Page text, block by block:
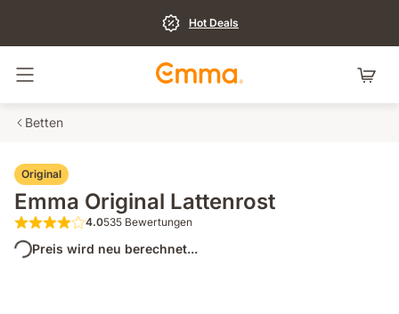
Hot Deals
Navigation umschalten
Betten
Original
Emma Original Lattenrost
4.0 von 5 Sternen 535 Bewertungen
4.0535 Bewertungen
Preis wird neu berechnet...